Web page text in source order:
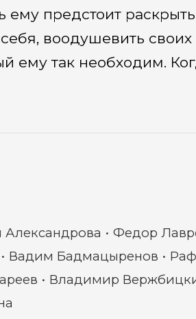
ему предстоит
воодушевить
ему так необходим.
Федор
Вадим Бадмацыренов
Владимир